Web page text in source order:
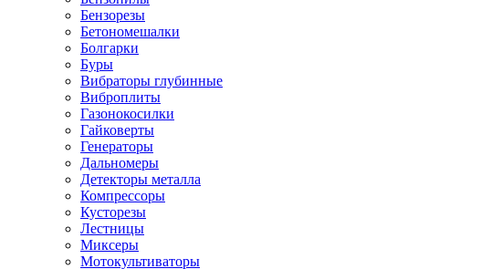
Бензорезы
Бетономешалки
Болгарки
Буры
Вибраторы глубинные
Виброплиты
Газонокосилки
Гайковерты
Генераторы
Дальномеры
Детекторы металла
Компрессоры
Кусторезы
Лестницы
Миксеры
Мотокультиваторы